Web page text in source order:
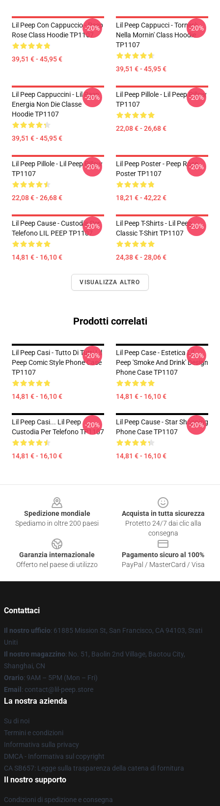
Lil Peep Con Cappuccio - Peep
Rose Class Hoodie TP1107
39,51 € - 45,95 €
-20%
Lil Peep Cappucci - Tornerò
Nella Mornin' Class Hoodie
TP1107
39,51 € - 45,95 €
-20%
Lil Peep Cappuccini - Lil Peep
Energia Non Die Classe
Hoodie TP1107
39,51 € - 45,95 €
-20%
Lil Peep Pillole - Lil Peep Pillow
TP1107
22,08 € - 26,68 €
-20%
Lil Peep Pillole - Lil Peep Pillow
TP1107
22,08 € - 26,68 €
-20%
Lil Peep Poster - Peep Rose
Poster TP1107
18,21 € - 42,22 €
-20%
Lil Peep Cause - Custodia Per
Telefono LIL PEEP TP1107
14,81 € - 16,10 €
-20%
Lil Peep T-Shirts - Lil Peep
Classic T-Shirt TP1107
24,38 € - 28,06 €
-20%
VISUALIZZA ALTRO
Prodotti correlati
Lil Peep Casi - Tutto Di Tutti Lil
Peep Comic Style Phone Case
TP1107
14,81 € - 16,10 €
-20%
Lil Peep Case - Estetica Lil
Peep 'Smoke And Drink' Design
Phone Case TP1107
14,81 € - 16,10 €
-20%
Lil Peep Casi... Lil Peep
Custodia Per Telefono TP1107
14,81 € - 16,10 €
-20%
Lil Peep Cause - Star Shopping
Phone Case TP1107
14,81 € - 16,10 €
-20%
Spedizione mondiale
Spediamo in oltre 200 paesi
Acquista in tutta sicurezza
Protetto 24/7 dai clic alla
consegna
Garanzia internazionale
Offerto nel paese di utilizzo
Pagamento sicuro al 100%
PayPal / MasterCard / Visa
Contattaci
Il nostro ufficio: 61885 Mission St, San Francisco, CA 94103, Stati
Uniti
Il nostro magazzino: No. 51, Baolin 2nd Village, Baotou City,
Shanghai, CN
Orario: 9AM – 5PM (Mon – Fri)
Email : contact@lil-peep.store
La nostra azienda
Su di noi
Termini e condizioni
Informativa sulla privacy
DMCA - Informativa sul copyright
CA SB657: Legge sulla trasparenza della catena di fornitura
Il nostro supporto
Condizioni di spedizione e consegna